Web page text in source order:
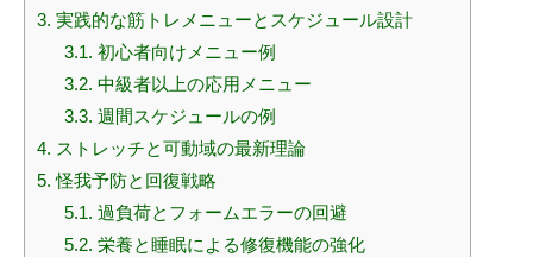
3. 実践的な筋トレメニューとスケジュール設計
3.1. 初心者向けメニュー例
3.2. 中級者以上の応用メニュー
3.3. 週間スケジュールの例
4. ストレッチと可動域の最新理論
5. 怪我予防と回復戦略
5.1. 過負荷とフォームエラーの回避
5.2. 栄養と睡眠による修復機能の強化